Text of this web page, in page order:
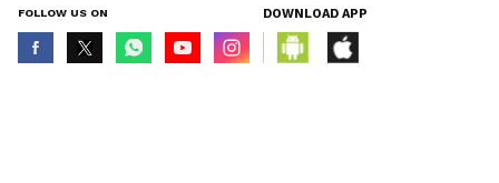
FOLLOW US ON DOWNLOAD APP